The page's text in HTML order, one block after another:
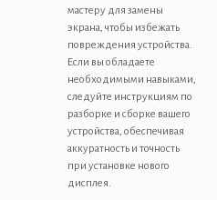
мастеру для замены
экрана, чтобы избежать
повреждения устройства.
Если вы обладаете
необходимыми навыками,
следуйте инструкциям по
разборке и сборке вашего
устройства, обеспечивая
аккуратность и точность
при установке нового
дисплея.